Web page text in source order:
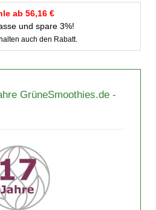
ab 56,16 €
und spare 3%!
auch den Rabatt.
GrüneSmoothies.de -